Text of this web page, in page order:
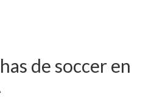
de soccer en